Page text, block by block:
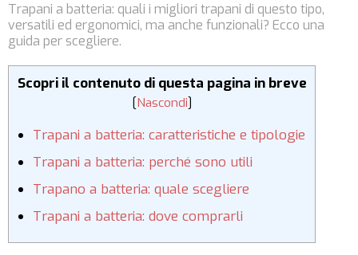
Trapani a batteria: quali i migliori trapani di questo tipo,
versatili ed ergonomici, ma anche funzionali? Ecco una
guida per scegliere.
Scopri il contenuto di questa pagina in breve
[Nascondi]
Trapani a batteria: caratteristiche e tipologie
Trapani a batteria: perché sono utili
Trapano a batteria: quale scegliere
Trapani a batteria: dove comprarli